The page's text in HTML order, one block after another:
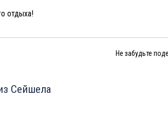
отдыха!
Не забудьте
Сейшела